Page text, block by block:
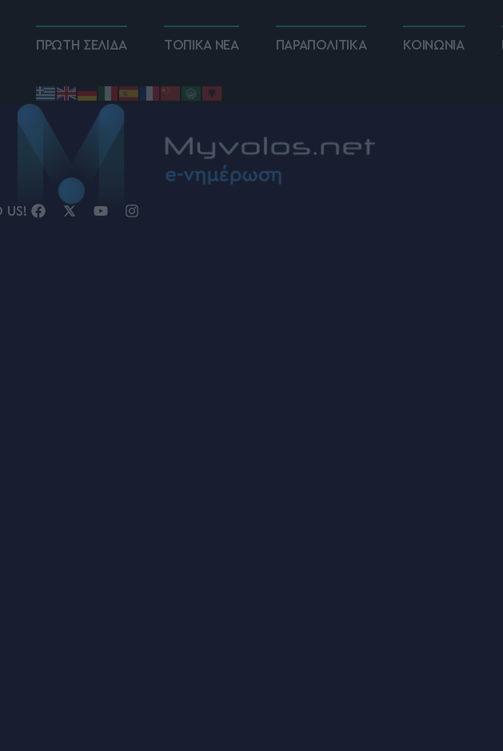
ΠΡΩΤΗ ΣΕΛΙΔΑ ΤΟΠΙΚΑ ΝΕΑ ΠΑΡΑΠΟΛΙΤΙΚΑ ΚΟΙΝΩΝΙΑ
US!